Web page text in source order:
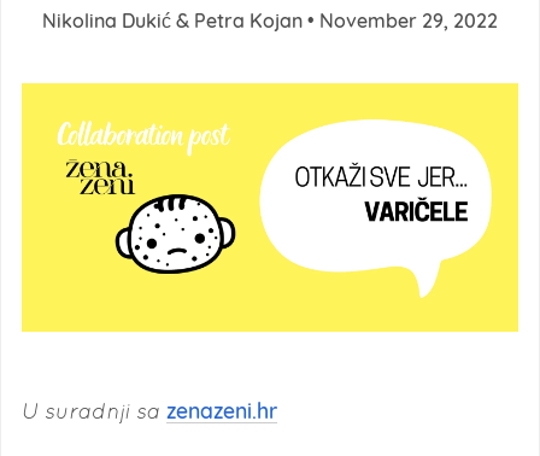
Nikolina Dukić & Petra Kojan November 29, 2022
U suradnji sa zenazeni.hr